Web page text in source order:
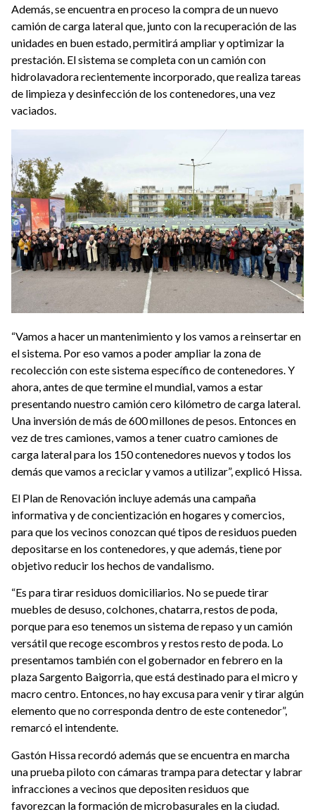
Además, se encuentra en proceso la compra de un nuevo
camión de carga lateral que, junto con la recuperación de las
unidades en buen estado, permitirá ampliar y optimizar la
prestación. El sistema se completa con un camión con
hidrolavadora recientemente incorporado, que realiza tareas
de limpieza y desinfección de los contenedores, una vez
vaciados.
“Vamos a hacer un mantenimiento y los vamos a reinsertar en
el sistema. Por eso vamos a poder ampliar la zona de
recolección con este sistema específico de contenedores. Y
ahora, antes de que termine el mundial, vamos a estar
presentando nuestro camión cero kilómetro de carga lateral.
Una inversión de más de 600 millones de pesos. Entonces en
vez de tres camiones, vamos a tener cuatro camiones de
carga lateral para los 150 contenedores nuevos y todos los
demás que vamos a reciclar y vamos a utilizar”, explicó Hissa.
El Plan de Renovación incluye además una campaña
informativa y de concientización en hogares y comercios,
para que los vecinos conozcan qué tipos de residuos pueden
depositarse en los contenedores, y que además, tiene por
objetivo reducir los hechos de vandalismo.
“Es para tirar residuos domiciliarios. No se puede tirar
muebles de desuso, colchones, chatarra, restos de poda,
porque para eso tenemos un sistema de repaso y un camión
versátil que recoge escombros y restos resto de poda. Lo
presentamos también con el gobernador en febrero en la
plaza Sargento Baigorria, que está destinado para el micro y
macro centro. Entonces, no hay excusa para venir y tirar algún
elemento que no corresponda dentro de este contenedor”,
remarcó el intendente.
Gastón Hissa recordó además que se encuentra en marcha
una prueba piloto con cámaras trampa para detectar y labrar
infracciones a vecinos que depositen residuos que
favorezcan la formación de microbasurales en la ciudad.